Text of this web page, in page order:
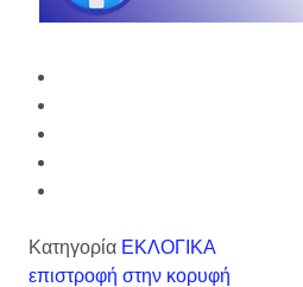
Κατηγορία ΕΚΛΟΓΙΚΑ
επιστροφή στην κορυφή